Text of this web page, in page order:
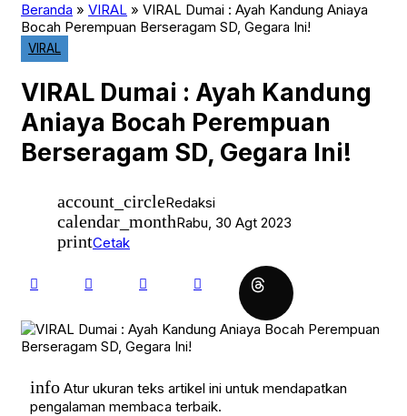
Berita
Detak Babel
Detak Dumai
Detak Inhil
Detak Meranti
Detak Nasional
Detak Nusantara
Detak Pekanbaru
Detak Rohil
Detak Siak
Detak Sumatera
Detak Sumbar
Ekonomi Bisnis
Galeri Foto
International
Kesehatan
Latest
Olahraga
Otomotif dan Tekno
Beranda » VIRAL » VIRAL Dumai : Ayah Kandung Aniaya
Bocah Perempuan Berseragam SD, Gegara Ini!
VIRAL
VIRAL Dumai : Ayah Kandung
Aniaya Bocah Perempuan
Berseragam SD, Gegara Ini!
account_circleRedaksi
calendar_monthRabu, 30 Agt 2023
printCetak
info Atur ukuran teks artikel ini untuk mendapatkan
pengalaman membaca terbaik.